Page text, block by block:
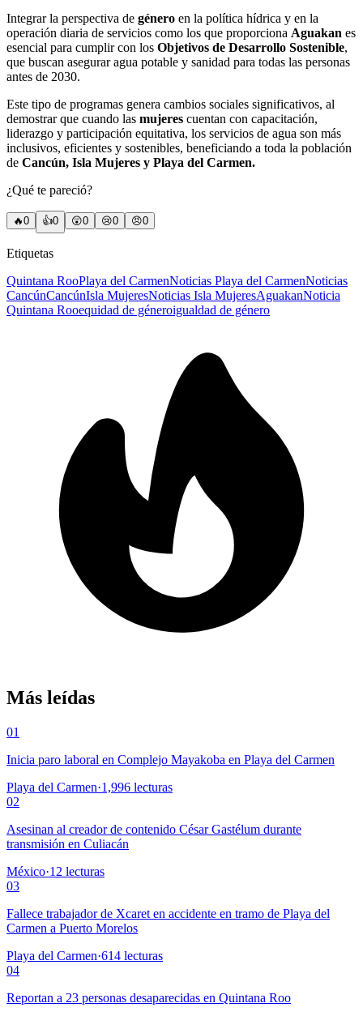
Integrar la perspectiva de género en la política hídrica y en la
operación diaria de servicios como los que proporciona Aguakan es
esencial para cumplir con los Objetivos de Desarrollo Sostenible,
que buscan asegurar agua potable y sanidad para todas las personas
antes de 2030.
Este tipo de programas genera cambios sociales significativos, al
demostrar que cuando las mujeres cuentan con capacitación,
liderazgo y participación equitativa, los servicios de agua son más
inclusivos, eficientes y sostenibles, beneficiando a toda la población
de Cancún, Isla Mujeres y Playa del Carmen.
¿Qué te pareció?
🔥0 👍0 😲0 😢0 😠0
Etiquetas
Quintana RooPlaya del CarmenNoticias Playa del CarmenNoticias
CancúnCancúnIsla MujeresNoticias Isla MujeresAguakanNoticia
Quintana Rooequidad de géneroigualdad de género
Más leídas
01
Inicia paro laboral en Complejo Mayakoba en Playa del Carmen
Playa del Carmen·1,996 lecturas
02
Asesinan al creador de contenido César Gastélum durante
transmisión en Culiacán
México·12 lecturas
03
Fallece trabajador de Xcaret en accidente en tramo de Playa del
Carmen a Puerto Morelos
Playa del Carmen·614 lecturas
04
Reportan a 23 personas desaparecidas en Quintana Roo